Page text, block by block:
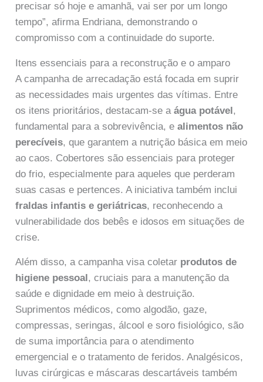
precisar só hoje e amanhã, vai ser por um longo
tempo”, afirma Endriana, demonstrando o
compromisso com a continuidade do suporte.
Itens essenciais para a reconstrução e o amparo
A campanha de arrecadação está focada em suprir
as necessidades mais urgentes das vítimas. Entre
os itens prioritários, destacam-se aágua potável,
fundamental para a sobrevivência, ealimentos não
perecíveis, que garantem a nutrição básica em meio
ao caos. Cobertores são essenciais para proteger
do frio, especialmente para aqueles que perderam
suas casas e pertences. A iniciativa também inclui
fraldas infantis e geriátricas, reconhecendo a
vulnerabilidade dos bebês e idosos em situações de
crise.
Além disso, a campanha visa coletar produtos de
higiene pessoal, cruciais para a manutenção da
saúde e dignidade em meio à destruição.
Suprimentos médicos, como algodão, gaze,
compressas, seringas, álcool e soro fisiológico, são
de suma importância para o atendimento
emergencial e o tratamento de feridos. Analgésicos,
luvas cirúrgicas e máscaras descartáveis também